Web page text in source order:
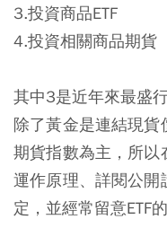
3.投資商品ETF
4.投資相關商品期貨
其中3是近年來最盛
除了黃金是連結現
期貨指數為主，所
運作原理、詳閱公開
定，並經常留意ETF